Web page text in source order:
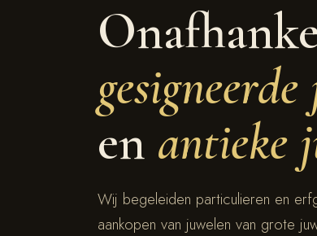
en antieke
Wij begeleiden particulieren en
aankopen van juwelen van grote